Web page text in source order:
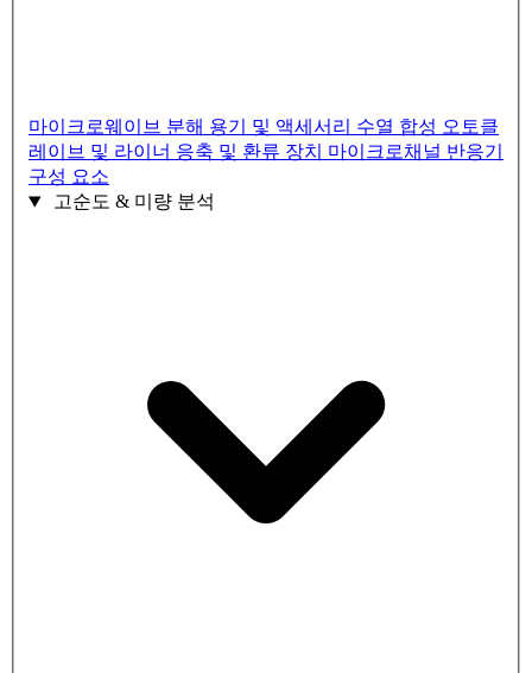
마이크로웨이브 분해 용기 및 액세서리 수열 합성 오토클
레이브 및 라이너 응축 및 환류 장치 마이크로채널 반응기
구성 요소
고순도 & 미량 분석